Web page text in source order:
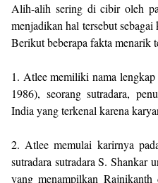
Alih-alih sering di cibir oleh
menjadikan hal tersebut
Berikut beberapa fakta menarik
1. Atlee memiliki nama
1986), seorang sutradara,
India yang terkenal karena
2. Atlee memulai karirnya
sutradara sutradara S.
yang menampilkan